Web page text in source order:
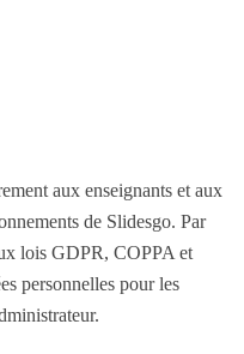
aux enseignants et aux
de Slidesgo. Par
lois GDPR, COPPA et
personnelles pour les